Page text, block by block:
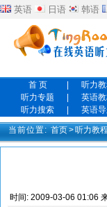
英语 日语 韩语
首 页 听力
听力专题
英语
听力搜索
英语
当前位置: 首页>听力教程
时间: 2009-03-06 01:06